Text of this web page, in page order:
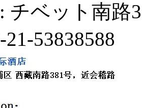
チベット南路
53838588